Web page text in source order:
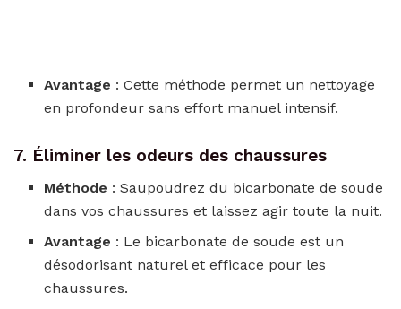
Avantage : Cette méthode permet un nettoyage
en profondeur sans effort manuel intensif.
7. Éliminer les odeurs des chaussures
Méthode : Saupoudrez du bicarbonate de soude
dans vos chaussures et laissez agir toute la nuit.
Avantage : Le bicarbonate de soude est un
désodorisant naturel et efficace pour les
chaussures.